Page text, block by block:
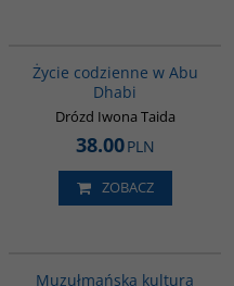
Życie codzienne w Abu
Dhabi
Drózd Iwona Taida
38.00PLN
ZOBACZ
Muzułmańska kultura